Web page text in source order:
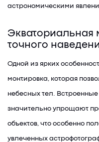
астрономическими
Экваториальная
точного
Одной из ярких
монтировка, которая
небесных тел.
значительно упрощают
объектов, что особенно
увлеченных